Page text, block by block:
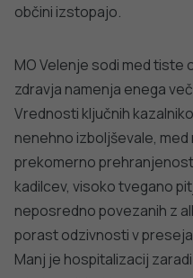
Tedensko spremljanje
PODROBNO
Stopite v stik z nami